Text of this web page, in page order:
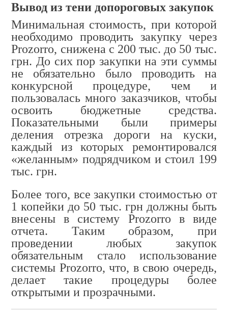
Вывод из тени допороговых закупок
Минимальная стоимость, при которой
необходимо проводить закупку через
Prozorro, снижена с 200 тыс. до 50 тыс.
грн. До сих пор закупки на эти суммы
не обязательно было проводить на
конкурсной процедуре, чем и
пользовалась много заказчиков, чтобы
освоить бюджетные средства.
Показательными были примеры
деления отрезка дороги на куски,
каждый из которых ремонтировался
«желанным» подрядчиком и стоил 199
тыс. грн.
Более того, все закупки стоимостью от
1 копейки до 50 тыс. грн должны быть
внесены в систему Prozorro в виде
отчета. Таким образом, при
проведении любых закупок
обязательным стало использование
системы Prozorro, что, в свою очередь,
делает такие процедуры более
открытыми и прозрачными.